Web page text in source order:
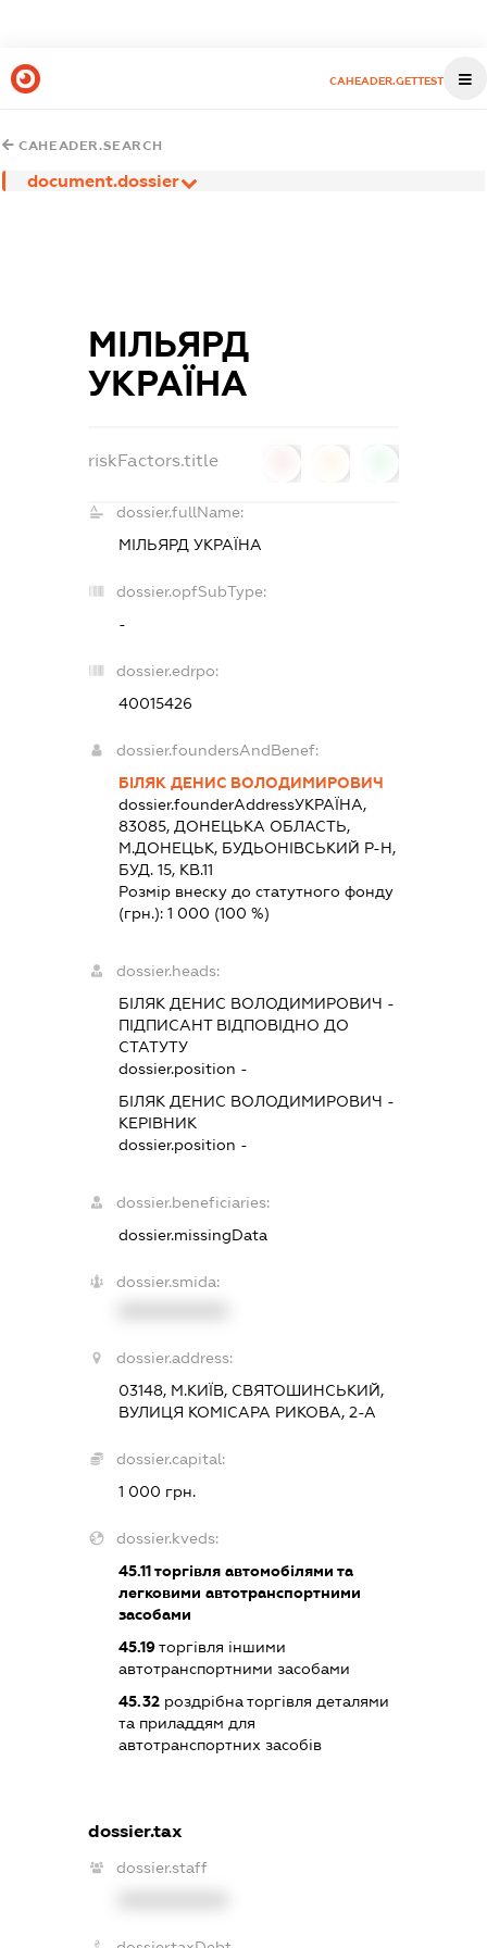
CAHEADER.GETTEST
CAHEADER.SEARCH
document.dossier
МІЛЬЯРД
УКРАЇНА
riskFactors.title
dossier.fullName:
МІЛЬЯРД УКРАЇНА
dossier.opfSubType:
-
dossier.edrpo:
40015426
dossier.foundersAndBenef:
БІЛЯК ДЕНИС ВОЛОДИМИРОВИЧ
dossier.founderAddressУКРАЇНА,
83085, ДОНЕЦЬКА ОБЛАСТЬ,
М.ДОНЕЦЬК, БУДЬОНIВСЬКИЙ Р-Н,
БУД. 15, КВ.11
Розмір внеску до статутного фонду
(грн.):1 000 (100 %)
dossier.heads:
БІЛЯК ДЕНИС ВОЛОДИМИРОВИЧ -
ПІДПИСАНТВІДПОВІДНО ДО
СТАТУТУ
dossier.position -
БІЛЯК ДЕНИС ВОЛОДИМИРОВИЧ -
КЕРІВНИК
dossier.position -
dossier.beneficiaries:
dossier.missingData
dossier.smida:
dossier.address:
03148, М.КИЇВ, СВЯТОШИНСЬКИЙ,
ВУЛИЦЯ КОМІСАРА РИКОВА, 2-А
dossier.capital:
1 000 грн.
dossier.kveds:
45.11торгівля автомобілями та
легковими автотранспортними
засобами
45.19торгівля іншими
автотранспортними засобами
45.32 роздрібна торгівля деталями
та приладдям для
автотранспортних засобів
dossier.tax
dossier.staff